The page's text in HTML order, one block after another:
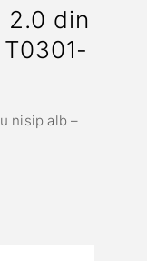
2.0 din
nisip alb –